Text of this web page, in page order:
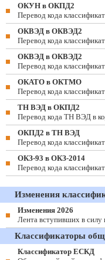
ОКУН в ОКПД2
Перевод кода
ОКВЭД в ОКВЭД2
Перевод кода
ОКВЭД в ОКВЭД2
Перевод кода
ОКАТО в ОКТМО
Перевод кода
ТН ВЭД в ОКПД2
Перевод кода ТН ВЭД в
ОКПД2 в ТН ВЭД
Перевод кода
ОКЗ-93 в ОКЗ-2014
Перевод кода
Изменения
Изменения 2026
Лента вступивших в силу
Классификаторы
Классификатор ЕСКД